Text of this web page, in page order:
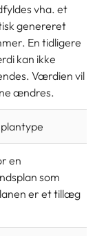
vha. et
genereret
En tidligere
kan ikke
Værdien vil
ændres.
en
som
er et tillæg